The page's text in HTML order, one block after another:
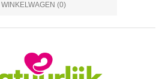
WINKELWAGEN (0)